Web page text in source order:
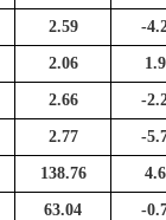
2.59 -
2.06
2.66 -
2.77 -
138.76
63.04 -